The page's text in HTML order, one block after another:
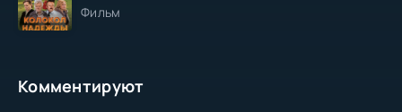
Фильм
Комментируют